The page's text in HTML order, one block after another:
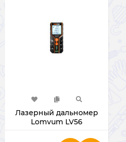
Лазерный дальномер
Lomvum LV56